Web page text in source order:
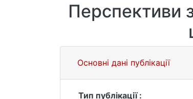
Перспективи
Основні дані публікації
Тип публікації :